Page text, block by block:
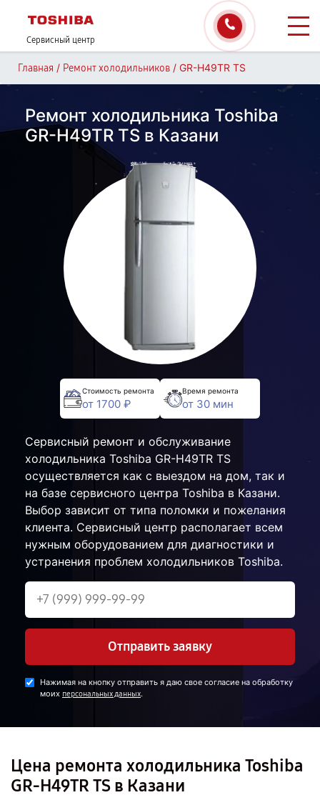
Сервисный центр
Главная / Ремонт холодильников / GR-H49TR TS
Ремонт холодильника Toshiba
GR-H49TR TS в Казани
Стоимость ремонта
от 1700 ₽
Время ремонта
от 30 мин
Сервисный ремонт и обслуживание
холодильника Toshiba GR-H49TR TS
осуществляется как с выездом на дом, так и
на базе сервисного центра Toshiba в Казани.
Выбор зависит от типа поломки и пожелания
клиента. Сервисный центр располагает всем
нужным оборудованием для диагностики и
устранения проблем холодильников Toshiba.
Отправить заявку
Нажимая на кнопку отправить я даю свое согласие на обработку
моих персональных данных.
Цена ремонта холодильника Toshiba
GR-H49TR TS в Казани